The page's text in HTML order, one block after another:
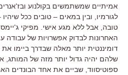
אמיתיים שמשתמשים בקולנוע
לגורמיו, ובין במאים – טובים ככל
האחרונות לבדוק אפשרויות של עבודה
דומיננטית יותר מאלה שבדרך ביימו
שלהם יהיה גדול יותר מזה של המותג,
ספוטיסווד, שביים את אחד הבונדים